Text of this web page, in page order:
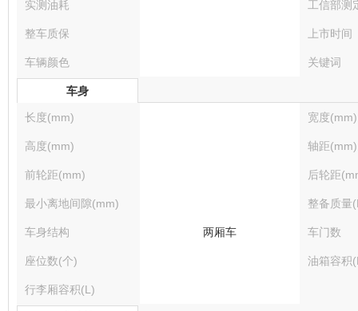
实测油耗 工信部测
整车质保 上市时间
车辆颜色 关键词
车身
长度(mm) 宽度(mm)
高度(mm) 轴距(mm)
前轮距(mm) 后轮距
最小离地间隙(mm) 整备质量
车身结构 两厢车 车门数
座位数(个) 油箱容积
行李厢容积(L)